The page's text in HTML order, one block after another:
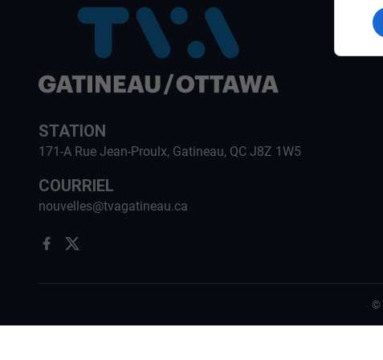
STATION
171-A Rue Jean-Proulx, Gatineau, QC J8Z 1W5
COURRIEL
nouvelles@tvagatineau.ca
©